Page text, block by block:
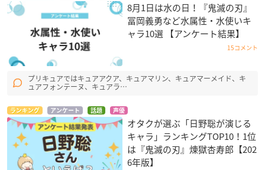
8月1日は水の日！『鬼滅の刃』
冨岡義勇など水属性・水使いキ
ャラ10選 【アンケート結果】
15コメント
プリキュアではキュアアクア、キュアマリン、キュアマーメイド、キ
ュアフォンテーヌ、キュアラ…
ランキング アンケート 話題 声優
オタクが選ぶ「日野聡が演じる
キャラ」ランキングTOP10！1位
は『鬼滅の刃』煉󠄁獄杏寿郎【202
6年版】